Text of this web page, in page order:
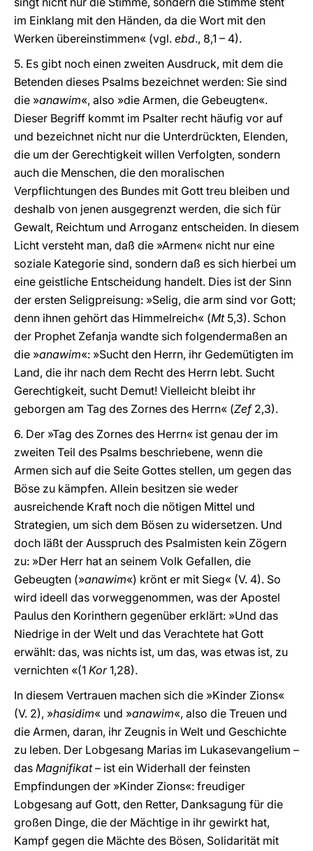
im Einklang mit den Händen, da die Wort mit den
Werken übereinstimmen« (vgl. ebd., 8,1 – 4).
5. Es gibt noch einen zweiten Ausdruck, mit dem die
Betenden dieses Psalms bezeichnet werden: Sie sind
die »anawim«, also »die Armen, die Gebeugten«.
Dieser Begriff kommt im Psalter recht häufig vor auf
und bezeichnet nicht nur die Unterdrückten, Elenden,
die um der Gerechtigkeit willen Verfolgten, sondern
auch die Menschen, die den moralischen
Verpflichtungen des Bundes mit Gott treu bleiben und
deshalb von jenen ausgegrenzt werden, die sich für
Gewalt, Reichtum und Arroganz entscheiden. In diesem
Licht versteht man, daß die »Armen« nicht nur eine
soziale Kategorie sind, sondern daß es sich hierbei um
eine geistliche Entscheidung handelt. Dies ist der Sinn
der ersten Seligpreisung: »Selig, die arm sind vor Gott;
denn ihnen gehört das Himmelreich« (Mt5,3). Schon
der Prophet Zefanja wandte sich folgendermaßen an
die »anawim«: »Sucht den Herrn, ihr Gedemütigten im
Land, die ihr nach dem Recht des Herrn lebt. Sucht
Gerechtigkeit, sucht Demut! Vielleicht bleibt ihr
geborgen am Tag des Zornes des Herrn« (Zef2,3).
6. Der »Tag des Zornes des Herrn« ist genau der im
zweiten Teil des Psalms beschriebene, wenn die
Armen sich auf die Seite Gottes stellen, um gegen das
Böse zu kämpfen. Allein besitzen sie weder
ausreichende Kraft noch die nötigen Mittel und
Strategien, um sich dem Bösen zu widersetzen. Und
doch läßt der Ausspruch des Psalmisten kein Zögern
zu: »Der Herr hat an seinem Volk Gefallen, die
Gebeugten (»anawim«) krönt er mit Sieg« (V. 4). So
wird ideell das vorweggenommen, was der Apostel
Paulus den Korinthern gegenüber erklärt: »Und das
Niedrige in der Welt und das Verachtete hat Gott
erwählt: das, was nichts ist, um das, was etwas ist, zu
vernichten «(1 Kor1,28).
In diesem Vertrauen machen sich die »Kinder Zions«
(V. 2), »hasidim« und »anawim«, also die Treuen und
die Armen, daran, ihr Zeugnis in Welt und Geschichte
zu leben. Der Lobgesang Marias im Lukasevangelium –
das Magnifikat– ist ein Widerhall der feinsten
Empfindungen der »Kinder Zions«: freudiger
Lobgesang auf Gott, den Retter, Danksagung für die
großen Dinge, die der Mächtige in ihr gewirkt hat,
Kampf gegen die Mächte des Bösen, Solidarität mit